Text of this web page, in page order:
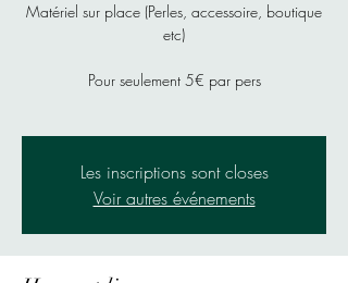
Matériel sur place (Perles, accessoire, boutique
etc)
Pour seulement 5€ par pers
Les inscriptions sont closes
Voir autres événements